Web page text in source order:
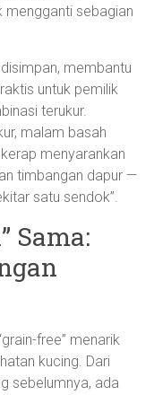
sebagian
membantu
untuk pemilik
terukur.
malam basah
menyarankan
timbangan dapur —
satu sendok”.
Sama:
free” menarik
kucing. Dari
sebelumnya, ada